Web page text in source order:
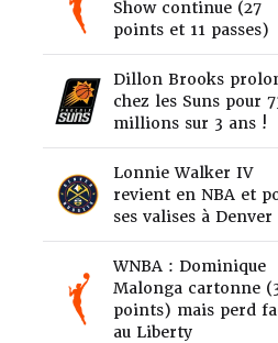
Show continue (27
points et 11 passes)
Dillon Brooks
chez les Suns pour
millions sur 3 ans !
Lonnie Walker IV
revient en NBA et
ses valises à Denver
WNBA : Dominique
Malonga cartonne
points) mais perd
au Liberty